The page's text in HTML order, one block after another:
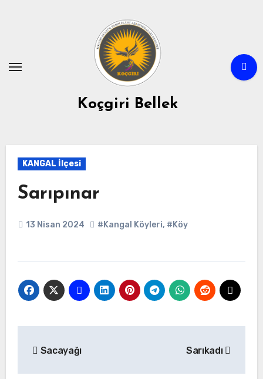
Koçgiri Bellek
KANGAL İlçesi
Sarıpınar
13 Nisan 2024 #Kangal Köyleri, #Köy
gezinmesi
Sacayağı Sarıkadı